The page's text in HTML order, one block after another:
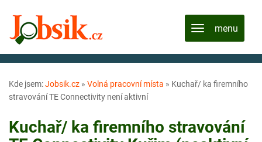
Kde jsem:Jobsik.cz » Volná pracovní místa » Kuchař/ ka firemního
stravování TE Connectivity není aktivní
Kuchař/ ka firemního stravování